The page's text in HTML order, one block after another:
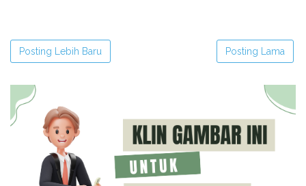
Posting Lebih Baru Posting Lama